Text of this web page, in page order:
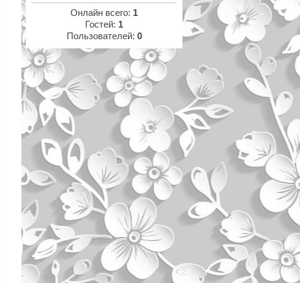
Онлайн всего: 1
Гостей: 1
Пользователей: 0